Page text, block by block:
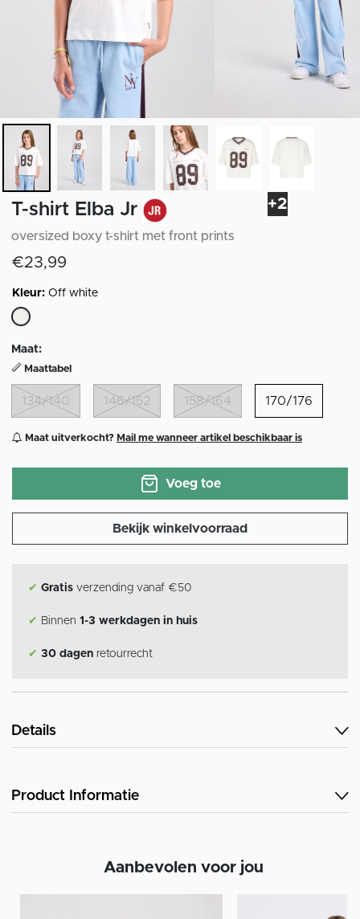
+2
T-shirt Elba Jr
oversized boxy t-shirt met front prints
€23,99
Kleur: Off white
Maat:
Maattabel
134/140 146/152 158/164 170/176
Maat uitverkocht? Mail me wanneer artikel beschikbaar is
Voeg toe
Bekijk winkelvoorraad
✔ Gratis verzending vanaf €50
✔ Binnen 1-3 werkdagen in huis
✔ 30 dagen retourrecht
Details
Product Informatie
Aanbevolen voor jou